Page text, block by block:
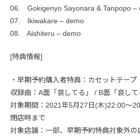
06. Gokigenyo Sayonara & Tanpopo –
07. Ikiwakare – demo
08. Aishiteru – demo
[特典情報]
・早期予約購入者特典：カセットテープ
収録曲：A面「哀してる」 / B面「哀して
対象期間：2021年5月27日(木)22:00〜
閉店時まで
対象店舗：一部、早期予約特典対象外の